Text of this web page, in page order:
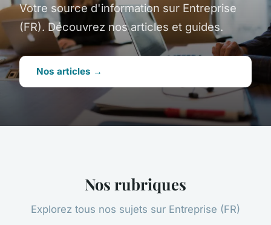
Votre source d'information sur Entreprise
(FR). Découvrez nos articles et guides.
Nos articles →
Nos rubriques
Explorez tous nos sujets sur Entreprise (FR)